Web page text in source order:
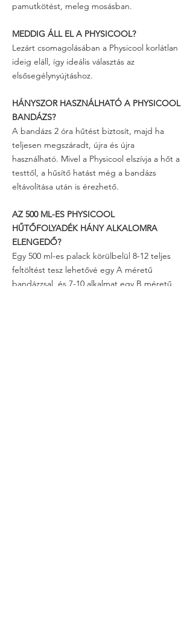
pamutkötést, meleg mosásban.
MEDDIG ÁLL EL A PHYSICOOL?
Lezárt csomagolásában a Physicool korlátlan
ideig eláll, így ideális választás az
elsősegélynyújtáshoz.
HÁNYSZOR HASZNÁLHATÓ A PHYSICOOL
BANDÁZS?
A bandázs 2 óra hűtést biztosít, majd ha
teljesen megszáradt, újra és újra
használható. Mivel a Physicool elszívja a hőt a
testtől, a hűsítő hatást még a bandázs
eltávolítása után is érezhető.
AZ 500 ML-ES PHYSICOOL
HŰTŐFOLYADÉK HÁNY ALKALOMRA
ELENGEDŐ?
Egy 500 ml-es palack körülbelül 8-12 teljes
feltöltést tesz lehetővé egy A méretű
bandázzsal, és 7-10 alkalmat egy B méretű